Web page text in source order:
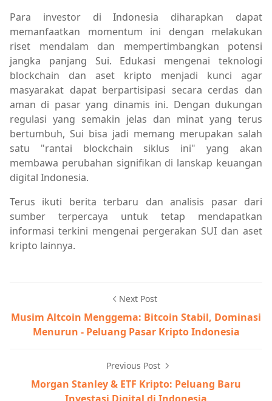
Para investor di Indonesia diharapkan dapat
memanfaatkan momentum ini dengan melakukan
riset mendalam dan mempertimbangkan potensi
jangka panjang Sui. Edukasi mengenai teknologi
blockchain dan aset kripto menjadi kunci agar
masyarakat dapat berpartisipasi secara cerdas dan
aman di pasar yang dinamis ini. Dengan dukungan
regulasi yang semakin jelas dan minat yang terus
bertumbuh, Sui bisa jadi memang merupakan salah
satu "rantai blockchain siklus ini" yang akan
membawa perubahan signifikan di lanskap keuangan
digital Indonesia.
Terus ikuti berita terbaru dan analisis pasar dari
sumber terpercaya untuk tetap mendapatkan
informasi terkini mengenai pergerakan SUI dan aset
kripto lainnya.
Next Post
Musim Altcoin Menggema: Bitcoin Stabil, Dominasi
Menurun - Peluang Pasar Kripto Indonesia
Previous Post
Morgan Stanley & ETF Kripto: Peluang Baru